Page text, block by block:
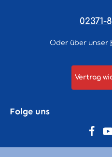
02371-
Oder über unser
Vertrag
Folge uns